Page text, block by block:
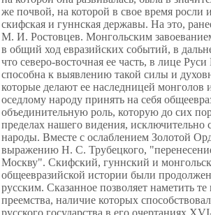
же почвой, на которой в свое время росли
скифская и гуннская державы. На это,
М. И. Ростовцев. Монгольским
в общий ход евразийских событий, в
что северо-восточная ее часть, в лице
способна к выявлению такой силы и
которые делают ее наследницей монголов
оседлому народу принять на себя
объединительную роль, которую до сих
пределах нашего видения, исключительно
народы. Вместе с ослаблением Золотой
выражению Н. С. Трубецкого,
Москву". Скифский, гуннский и
общеевразийской истории были
русским. Сказанное позволяет наметить те
преемства, наличие которых
русского государства в его очертаниях